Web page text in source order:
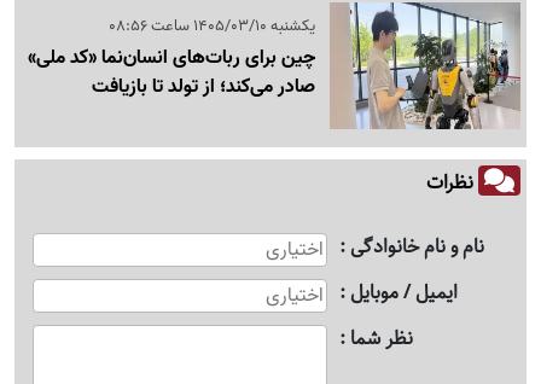
یکشنبه 1405/03/10 ساعت 08:56
چین برای ربات‌های انسان‌نما «کد ملی»
صادر می‌کند؛ از تولد تا بازیافت
نظرات
نام و نام خانوادگی
ایمیل / موبایل
نظر شما